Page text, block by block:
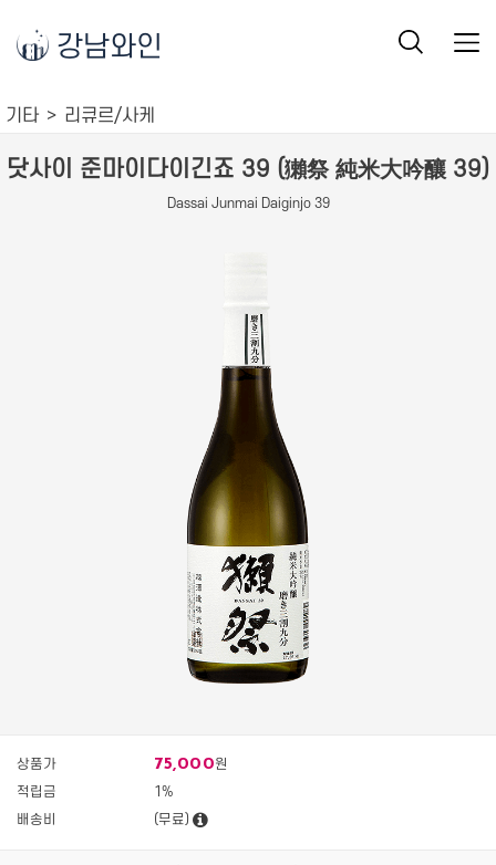
강남와인
기타 리큐르/사케
닷사이 준마이다이긴죠 39 (獺祭 純米大吟釀 39)
Dassai Junmai Daiginjo 39
상품가 75,000원
적립금
1%
배송비
(무료)